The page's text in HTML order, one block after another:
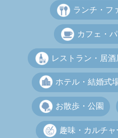
ランチ・フ
カフェ・
レストラン・居酒
ホテル・結婚式
お散歩・公園
趣味・カルチャ